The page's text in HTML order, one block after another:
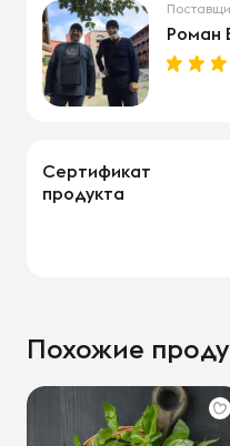
Роман
Сертификат
продукта
Похожие